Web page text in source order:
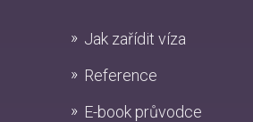
Jak zařídit víza
Reference
E-book průvodce